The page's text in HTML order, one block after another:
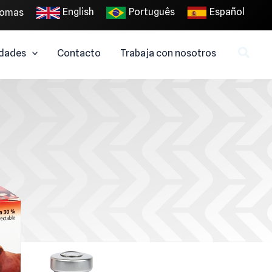
English Português Español
Contacto Trabaja con nosotros